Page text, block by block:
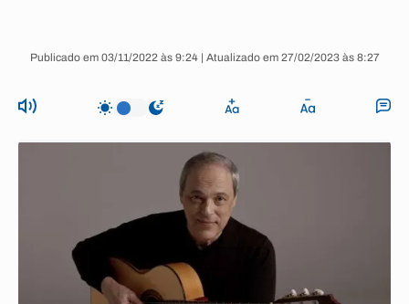
Publicado em 03/11/2022 às 9:24 | Atualizado em 27/02/2023 às 8:27